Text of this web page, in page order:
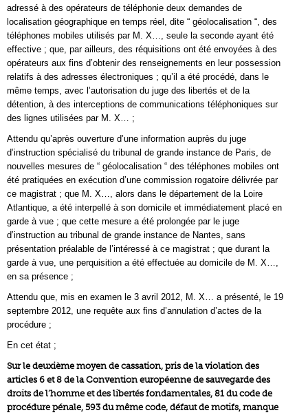
adressé à des opérateurs de téléphonie deux demandes de
localisation géographique en temps réel, dite “ géolocalisation “, des
téléphones mobiles utilisés par M. X…, seule la seconde ayant été
effective ; que, par ailleurs, des réquisitions ont été envoyées à des
opérateurs aux fins d’obtenir des renseignements en leur possession
relatifs à des adresses électroniques ; qu’il a été procédé, dans le
même temps, avec l’autorisation du juge des libertés et de la
détention, à des interceptions de communications téléphoniques sur
des lignes utilisées par M. X… ;
Attendu qu’après ouverture d’une information auprès du juge
d’instruction spécialisé du tribunal de grande instance de Paris, de
nouvelles mesures de “ géolocalisation “ des téléphones mobiles ont
été pratiquées en exécution d’une commission rogatoire délivrée par
ce magistrat ; que M. X…, alors dans le département de la Loire
Atlantique, a été interpellé à son domicile et immédiatement placé en
garde à vue ; que cette mesure a été prolongée par le juge
d’instruction au tribunal de grande instance de Nantes, sans
présentation préalable de l’intéressé à ce magistrat ; que durant la
garde à vue, une perquisition a été effectuée au domicile de M. X…,
en sa présence ;
Attendu que, mis en examen le 3 avril 2012, M. X… a présenté, le 19
septembre 2012, une requête aux fins d’annulation d’actes de la
procédure ;
En cet état ;
Sur le deuxième moyen de cassation, pris de la violation des
articles 6 et 8 de la Convention européenne de sauvegarde des
droits de l’homme et des libertés fondamentales, 81 du code de
procédure pénale, 593 du même code, défaut de motifs, manque